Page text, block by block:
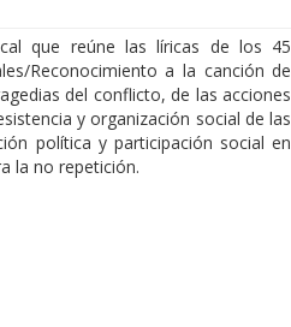
que reúne las líricas de los 45
Reconocimiento a la canción de
del conflicto, de las acciones
y organización social de las
política y participación social en
la no repetición.